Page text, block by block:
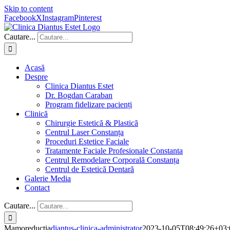
Skip to content
FacebookXInstagramPinterest
Cautare...
Acasă
Despre
Clinica Diantus Estet
Dr. Bogdan Caraban
Program fidelizare pacienți
Clinică
Chirurgie Estetică & Plastică
Centrul Laser Constanța
Proceduri Estetice Faciale
Tratamente Faciale Profesionale Constanta
Centrul Remodelare Corporală Constanța
Centrul de Estetică Dentară
Galerie Media
Contact
Cautare...
Mamoreducţiadiantus-clinica-administrator2023-10-